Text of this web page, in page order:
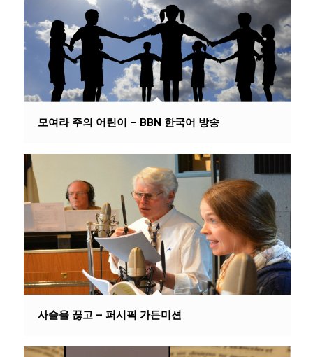
모여라 주의 어린이 – BBN 한국어 방송
사슬을 끊고 – 퍼시픽 가든미션